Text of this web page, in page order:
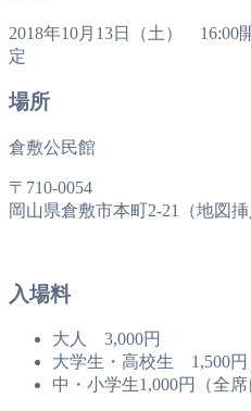
2018年10月13日（土）
定
場所
倉敷公民館
〒710-0054
岡山県倉敷市本町2-21（地図挿
入場料
大人 3,000円
大学生・高校生 1,500円
中・小学生1,000円（全席